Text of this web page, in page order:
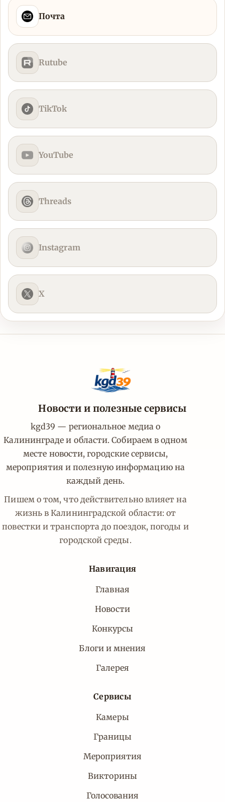
Почта
Rutube
TikTok
YouTube
Threads
Instagram
X
Новости и полезные сервисы
kgd39 — региональное медиа о
Калининграде и области. Собираем в одном
месте новости, городские сервисы,
мероприятия и полезную информацию на
каждый день.
Пишем о том, что действительно влияет на
жизнь в Калининградской области: от
повестки и транспорта до поездок, погоды и
городской среды.
Навигация
Главная
Новости
Конкурсы
Блоги и мнения
Галерея
Сервисы
Камеры
Границы
Мероприятия
Викторины
Голосования